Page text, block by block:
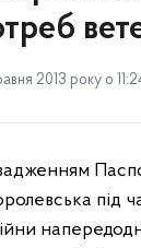
2013 року о